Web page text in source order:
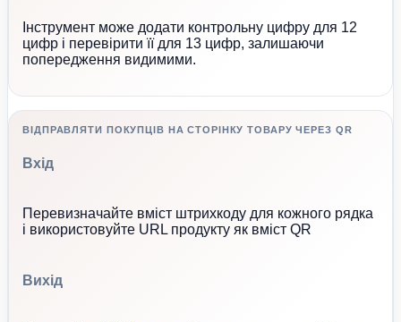
Інструмент може додати контрольну цифру для 12
цифр і перевірити її для 13 цифр, залишаючи
попередження видимими.
ВІДПРАВЛЯТИ ПОКУПЦІВ НА СТОРІНКУ ТОВАРУ ЧЕРЕЗ QR
Вхід
Перевизначайте вміст штрихкоду для кожного рядка
і використовуйте URL продукту як вміст QR
Вихід